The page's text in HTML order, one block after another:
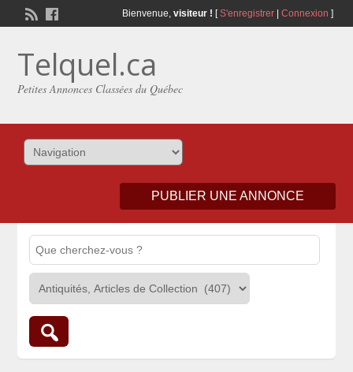
Bienvenue, visiteur ! [S'enregistrer| Connexion ]
Telquel.ca
Petites Annonces Classées du Québec
PUBLIER UNE ANNONCE